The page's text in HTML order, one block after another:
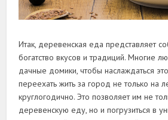
Итак, деревенская еда представляет
богатство вкусов и традиций. Многие
дачные домики, чтобы наслаждаться
переехать жить за город не только на
круглогодично. Это позволяет им не
деревенскую еду, но и погрузиться в